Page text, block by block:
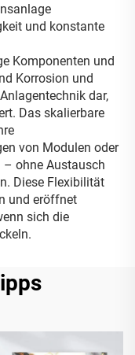
und konstante
Komponenten und
Korrosion und
dar,
Das skalierbare
von Modulen oder
– ohne Austausch
Diese Flexibilität
und eröffnet
sich die